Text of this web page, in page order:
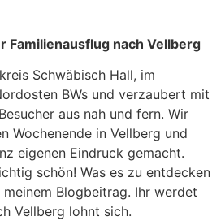
Familienausflug nach Vellberg
Schwäbisch Hall, im
BWs und verzaubert mit
aus nah und fern. Wir
Wochenende in Vellberg und
eigenen Eindruck gemacht.
schön! Was es zu entdecken
Blogbeitrag. Ihr werdet
Vellberg lohnt sich.